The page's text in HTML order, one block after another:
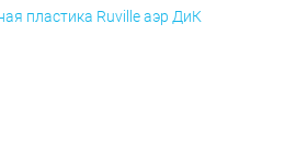
пластика Ruville аэр ДиК